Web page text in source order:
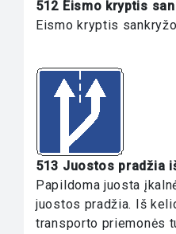
512 Eismo kryptis
Eismo kryptis
513 Juostos pradžia
Papildoma juosta
juostos pradžia. Iš
transporto priemonės